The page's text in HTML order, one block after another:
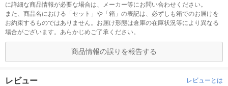
に詳細な商品情報が必要な場合は、メーカー等にお問い合わせください。
また、商品名における「セット」や「箱」の表記は、必ずしも箱でのお届けを
お約束するものではありません。お届け形態は倉庫の在庫状況等により異なる
場合がございます。あらかじめご了承ください。
商品情報の誤りを報告する
レビュー レビューとは